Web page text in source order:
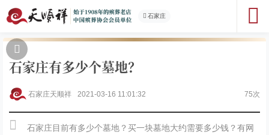
石家庄
石家庄有多少个墓地？
石家庄天顺祥 2021-03-16 11:01:32 75次
石家庄目前有多少个墓地？买一块墓地大约需要多少钱？有网